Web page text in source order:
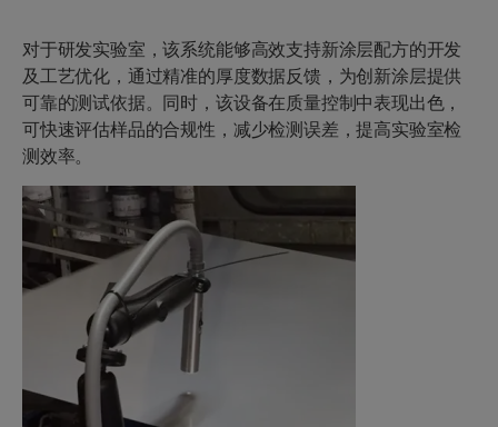
对于研发实验室，该系统能够高效支持新涂层配方的开发
及工艺优化，通过精准的厚度数据反馈，为创新涂层提供
可靠的测试依据。同时，该设备在质量控制中表现出色，
可快速评估样品的合规性，减少检测误差，提高实验室检
测效率。